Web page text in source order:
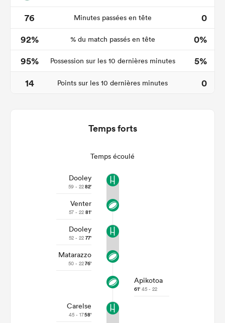
76
Minutes passées en tête
0
92%
% du match passés en tête
0%
95%
Possession sur les 10 dernières minutes
5%
14
Points sur les 10 dernières minutes 0
Temps forts
Temps écoulé
Dooley
59 - 2282'
Venter
57 - 22 81'
Dooley
52 - 22 77'
Matarazzo
50 - 2276'
Apikotoa
61' 45 - 22
Carelse
45 - 1758'